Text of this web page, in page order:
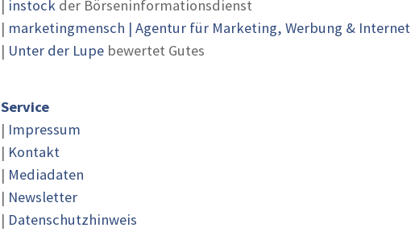
| instock der Börseninformationsdienst
| marketingmensch | Agentur für Marketing, Werbung & Internet
| Unter der Lupe bewertet Gutes
Service
| Impressum
| Kontakt
| Mediadaten
| Newsletter
| Datenschutzhinweis